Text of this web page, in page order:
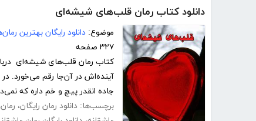
دانلود کتاب رمان قلب‌های شیشه‌ای
موضوع: دانلود رایگان بهترین
۳۲۷ صفحه
کتاب رمان قلب‌های شیشه‌ای
آینده‌اش در آن‌جا رقم می‌خورد.
جاده انقدر پیچ و خم داره که
برچسب‌ها: دانلود رمان رایگان، رمان